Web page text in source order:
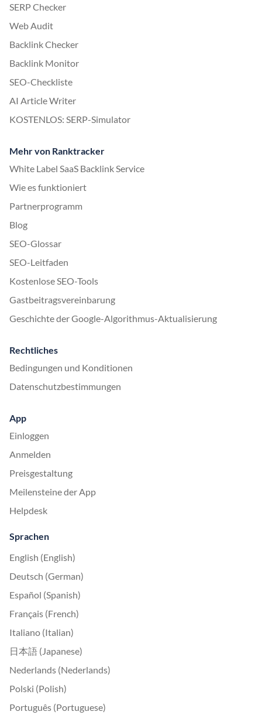
SERP Checker
Web Audit
Backlink Checker
Backlink Monitor
SEO-Checkliste
AI Article Writer
KOSTENLOS: SERP-Simulator
Mehr von Ranktracker
White Label SaaS Backlink Service
Wie es funktioniert
Partnerprogramm
Blog
SEO-Glossar
SEO-Leitfaden
Kostenlose SEO-Tools
Gastbeitragsvereinbarung
Geschichte der Google-Algorithmus-Aktualisierung
Rechtliches
Bedingungen und Konditionen
Datenschutzbestimmungen
App
Einloggen
Anmelden
Preisgestaltung
Meilensteine der App
Helpdesk
Sprachen
English (English)
Deutsch (German)
Español (Spanish)
Français (French)
Italiano (Italian)
日本語 (Japanese)
Nederlands (Nederlands)
Polski (Polish)
Português (Portuguese)